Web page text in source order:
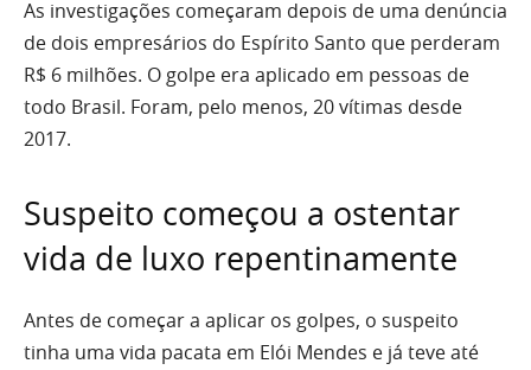
As investigações começaram depois de uma denúncia
de dois empresários do Espírito Santo que perderam
R$ 6 milhões. O golpe era aplicado em pessoas de
todo Brasil. Foram, pelo menos, 20 vítimas desde
2017.
Suspeito começou a ostentar
vida de luxo repentinamente
Antes de começar a aplicar os golpes, o suspeito
tinha uma vida pacata em Elói Mendes e já teve até